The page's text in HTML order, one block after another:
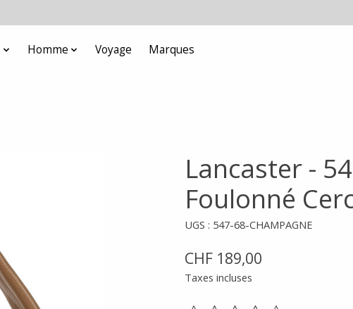
Homme Voyage Marques
Lancaster -
Foulonné
UGS : 547-68-CHAMPAGNE
CHF 189,00
Taxes incluses